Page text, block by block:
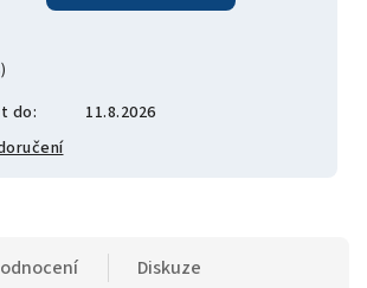
do:
11.8.2026
Diskuze